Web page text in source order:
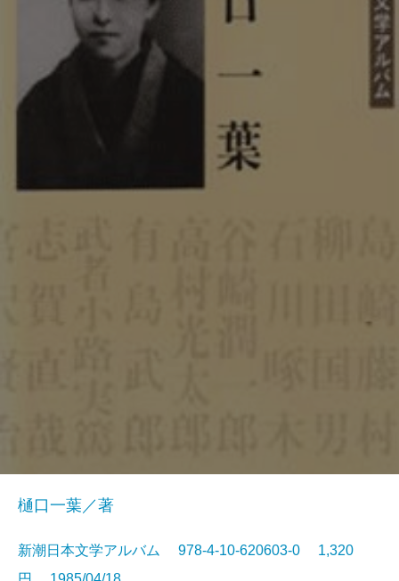
樋口一葉／著
新潮日本文学アルバム 978-4-10-620603-0 1,320